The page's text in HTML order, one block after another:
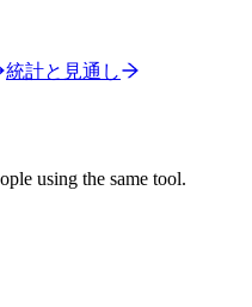
統計と見通し
using the same tool.